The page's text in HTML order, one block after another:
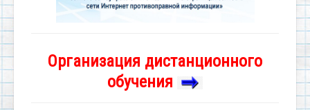
Организация дистанционного
обучения